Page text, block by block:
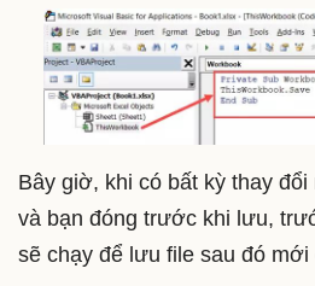
Bây giờ, khi có bất kỳ thay đổi
và bạn đóng trước khi lưu,
sẽ chạy để lưu file sau đó